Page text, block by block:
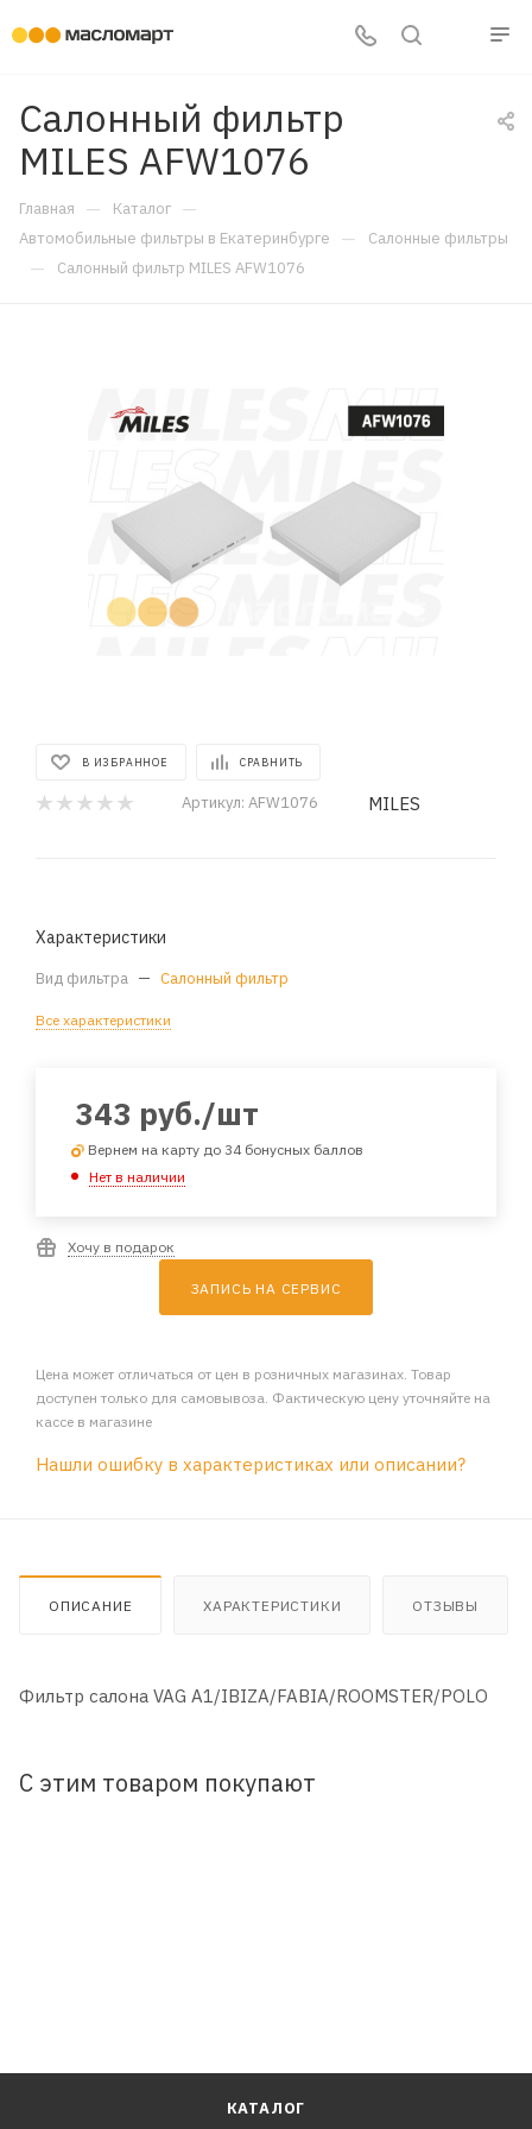
Салонный фильтр
MILES AFW1076
Главная — Каталог —
Автомобильные фильтры в Екатеринбурге — Салонные фильтры
— Салонный фильтр MILES AFW1076
В ИЗБРАННОЕ СРАВНИТЬ
Артикул: AFW1076 MILES
Характеристики
Вид фильтра — Салонный фильтр
Все характеристики
343 руб./шт
Вернем на карту до 34 бонусных баллов
Нет в наличии
Хочу в подарок
ЗАПИСЬ НА СЕРВИС
Цена может отличаться от цен в розничных магазинах. Товар
доступен только для самовывоза. Фактическую цену уточняйте на
кассе в магазине
Нашли ошибку в характеристиках или описании?
ОПИСАНИЕ ХАРАКТЕРИСТИКИ ОТЗЫВЫ
Фильтр салона VAG A1/IBIZA/FABIA/ROOMSTER/POLO
С этим товаром покупают
КАТАЛОГ